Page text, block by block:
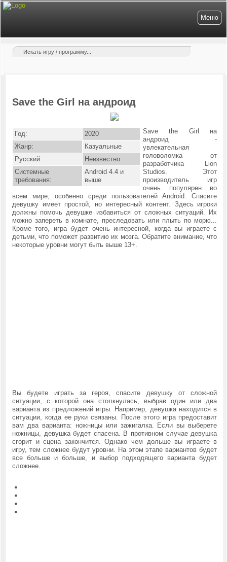
Меню
Save the Girl на андроид
Год:
2020
Жанр:
Казуальные
Русский:
Неизвестно
Системные
требования:
Android 4.4 и
выше
Save the Girl на
андроид -
увлекательная
головоломка от
разработчика Lion
Studios. Этот
производитель игр
очень популярен во
всем мире, особенно среди пользователей Android. Спасите
девушку имеет простой, но интересный контент. Здесь игроки
должны помочь девушке избавиться от сложных ситуаций. Их
можно запереть в комнате, преследовать или плыть по морю...
Кроме того, игра будет очень интересной, когда вы играете с
детьми, что поможет развитию их мозга. Обратите внимание, что
некоторые уровни могут быть выше 13+.
Вы будете играть за героя, спасите девушку от сложной
ситуации, с которой она столкнулась, выбрав один или два
варианта из предложений игры. Например, девушка находится в
ситуации, когда ее руки связаны. После этого игра предоставит
вам два варианта: ножницы или зажигалка. Если вы выберете
ножницы, девушка будет спасена. В противном случае девушка
сгорит и сцена закончится. Однако чем дольше вы играете в
игру, тем сложнее будут уровни. На этом этапе вариантов будет
все больше и больше, и выбор подходящего варианта будет
сложнее.